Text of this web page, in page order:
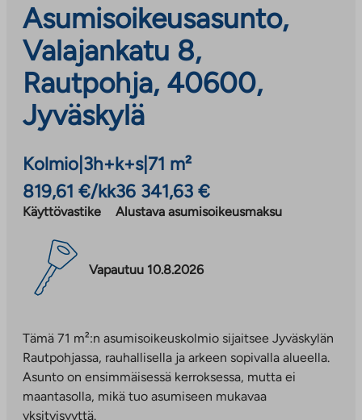
Asumisoikeusasunto,
Valajankatu 8,
Rautpohja, 40600,
Jyväskylä
Kolmio 3h+k+s| 71 m²
819,61 €/kk
Käyttövastike
36 341,63 €
Alustava asumisoikeusmaksu
Vapautuu 10.8.2026
Tämä 71 m²:n asumisoikeuskolmio sijaitsee Jyväskylän
Rautpohjassa, rauhallisella ja arkeen sopivalla alueella.
Asunto on ensimmäisessä kerroksessa, mutta ei
maantasolla, mikä tuo asumiseen mukavaa
yksityisyyttä.